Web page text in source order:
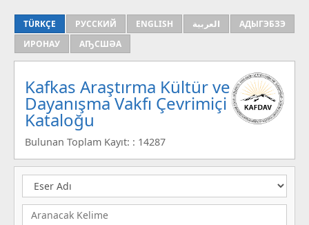
TÜRKÇE РУССКИЙ ENGLISH العربية
АДЫГЭБЗЭ
ИРОНАУ
АҦСШӘА
Kafkas Araştırma Kültür ve
Dayanışma Vakfı Çevrimiçi
Kataloğu
Bulunan Toplam Kayıt: : 14287